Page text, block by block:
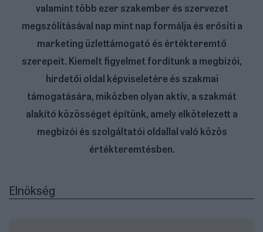
valamint több ezer szakember és szervezet
megszólításával nap mint nap formálja és erősíti a
marketing üzlettámogató és értékteremtő
szerepeit. Kiemelt figyelmet fordítunk a megbízói,
hirdetői oldal képviseletére és szakmai
támogatására, miközben olyan aktív, a szakmát
alakító közösséget építünk, amely elkötelezett a
megbízói és szolgáltatói oldallal való közös
értékteremtésben.
Elnökség